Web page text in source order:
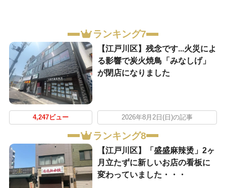
ランキング7
【江戸川区】残念です...火災によ
る影響で炭火焼鳥「みなしげ」
が閉店になりました
4,247ビュー 2026年8月2日(日)の記事
ランキング8
【江戸川区】「盛盛麻辣烫」2ヶ
月立たずに新しいお店の看板に
変わっていました・・・